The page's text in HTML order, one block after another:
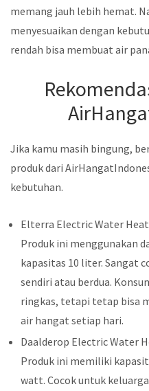
memang jauh lebih hemat.
menyesuaikan dengan
rendah bisa membuat air
Jika kamu masih bingung,
produk dari
kebutuhan.
Elterra Electric Water
Produk ini menggunakan
kapasitas 10 liter. Sangat
sendiri atau berdua.
ringkas, tetapi tetap bisa
air hangat setiap hari.
Daalderop Electric Water
Produk ini memiliki
watt. Cocok untuk